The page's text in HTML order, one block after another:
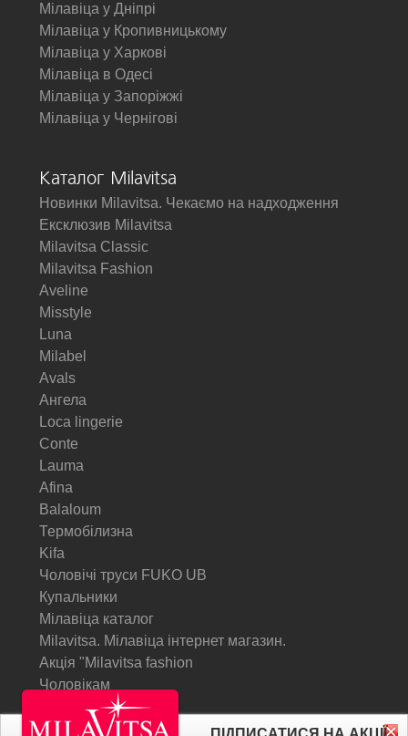
Мілавіца у Дніпрі
Мілавіца у Кропивницькому
Мілавіца у Харкові
Мілавіца в Одесі
Мілавіца у Запоріжжі
Мілавіца у Чернігові
Каталог Milavitsa
Новинки Milavitsa. Чекаємо на надходження
Ексклюзив Milavitsa
Milavitsa Classic
Milavitsa Fashion
Aveline
Misstyle
Luna
Milabel
Avals
Ангела
Loca lingerie
Conte
Lauma
Afina
Balaloum
Термобілизна
Kifa
Чоловічі труси FUKO UB
Купальники
Мілавіца каталог
Milavitsa. Мілавіца інтернет магазин.
Акція "Milavitsa fashion
Чоловікам
© Milavitsa.